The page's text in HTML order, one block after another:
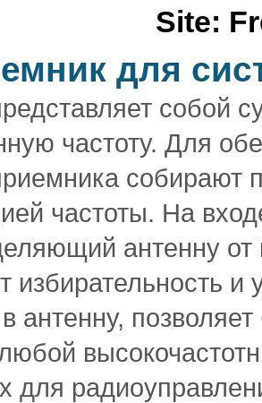
Site:
для
собой
частоту. Для
собирают
частоты. На
антенну от
избирательность
антенну,
для